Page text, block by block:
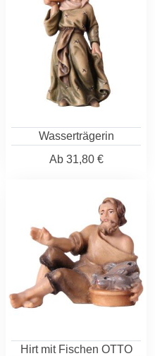
Wasserträgerin
Ab31,80 €
Hirt mit Fischen OTTO